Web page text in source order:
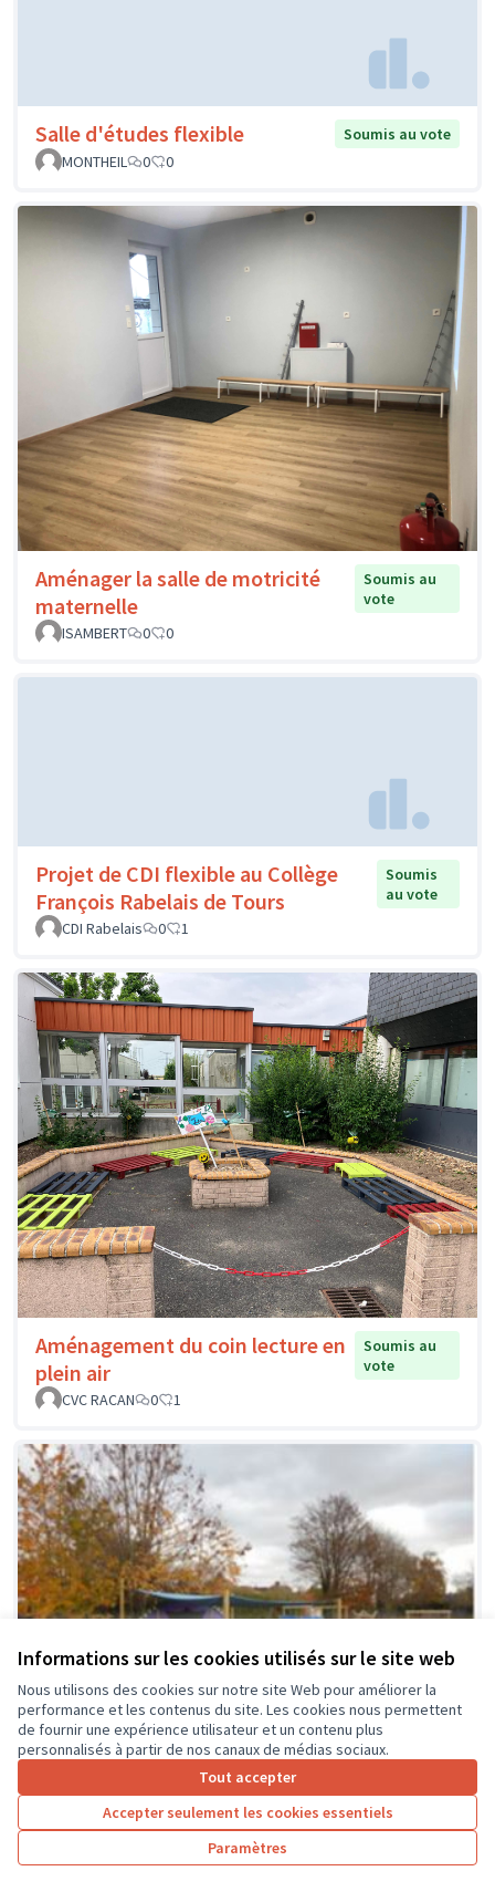
Informations sur les cookies utilisés sur le site web
Nous utilisons des cookies sur notre site Web pour améliorer la
performance et les contenus du site. Les cookies nous permettent
de fournir une expérience utilisateur et un contenu plus
personnalisés à partir de nos canaux de médias sociaux.
Tout accepter
Accepter seulement les cookies essentiels
Paramètres
Salle d'études flexible
Soumis au vote
MONTHEIL
0 0
Aménager la salle de motricité
maternelle
Soumis au
vote
ISAMBERT
0 0
Projet de CDI flexible au Collège
François Rabelais de Tours
Soumis
au vote
CDI Rabelais
0 1
Aménagement du coin lecture en
plein air
Soumis au
vote
CVC RACAN
0 1
La classe en dehors des murs
Soumis au vote
0